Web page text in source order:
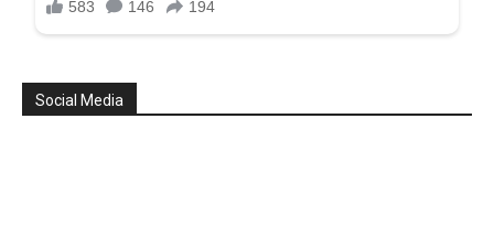
Social Media